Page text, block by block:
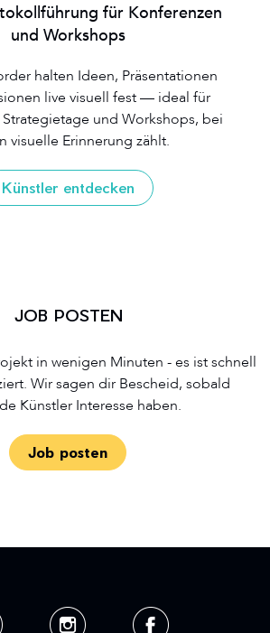
für Konferenzen
und Workshops
halten Ideen, Präsentationen
live visuell fest — ideal für
und Workshops, bei
visuelle Erinnerung zählt.
Künstler entdecken
JOB POSTEN
in wenigen Minuten - es ist schnell
Wir sagen dir Bescheid, sobald
Künstler Interesse haben.
Job posten